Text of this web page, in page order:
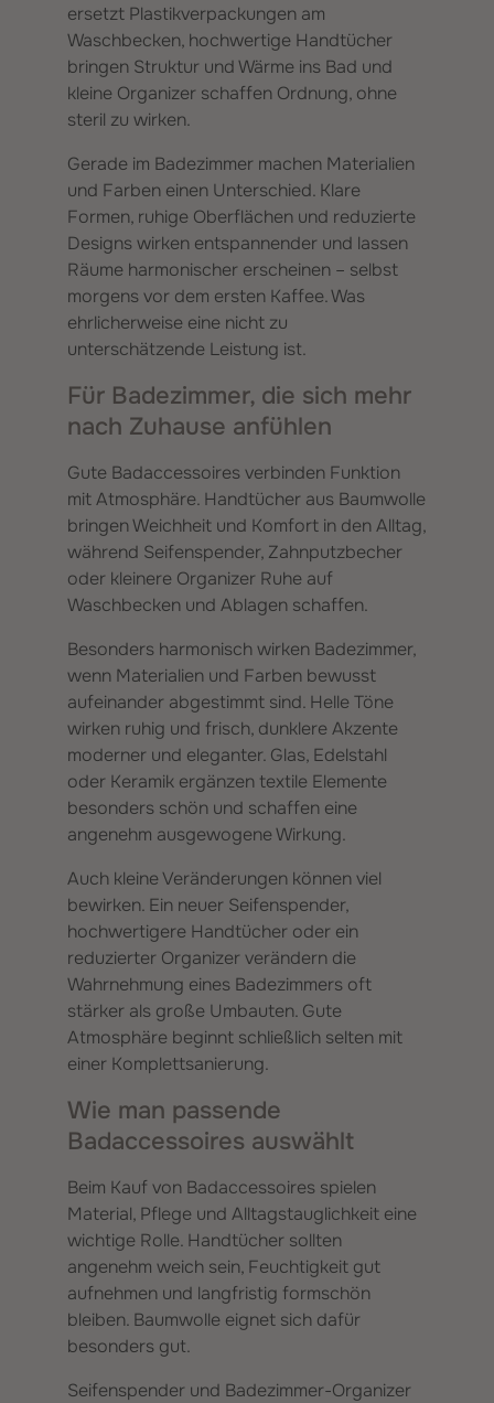
ersetzt Plastikverpackungen am
Waschbecken, hochwertige Handtücher
bringen Struktur und Wärme ins Bad und
kleine Organizer schaffen Ordnung, ohne
steril zu wirken.
Gerade im Badezimmer machen Materialien
und Farben einen Unterschied. Klare
Formen, ruhige Oberflächen und reduzierte
Designs wirken entspannender und lassen
Räume harmonischer erscheinen – selbst
morgens vor dem ersten Kaffee. Was
ehrlicherweise eine nicht zu
unterschätzende Leistung ist.
Für Badezimmer, die sich mehr
nach Zuhause anfühlen
Gute Badaccessoires verbinden Funktion
mit Atmosphäre. Handtücher aus Baumwolle
bringen Weichheit und Komfort in den Alltag,
während Seifenspender, Zahnputzbecher
oder kleinere Organizer Ruhe auf
Waschbecken und Ablagen schaffen.
Besonders harmonisch wirken Badezimmer,
wenn Materialien und Farben bewusst
aufeinander abgestimmt sind. Helle Töne
wirken ruhig und frisch, dunklere Akzente
moderner und eleganter. Glas, Edelstahl
oder Keramik ergänzen textile Elemente
besonders schön und schaffen eine
angenehm ausgewogene Wirkung.
Auch kleine Veränderungen können viel
bewirken. Ein neuer Seifenspender,
hochwertigere Handtücher oder ein
reduzierter Organizer verändern die
Wahrnehmung eines Badezimmers oft
stärker als große Umbauten. Gute
Atmosphäre beginnt schließlich selten mit
einer Komplettsanierung.
Wie man passende
Badaccessoires auswählt
Beim Kauf von Badaccessoires spielen
Material, Pflege und Alltagstauglichkeit eine
wichtige Rolle. Handtücher sollten
angenehm weich sein, Feuchtigkeit gut
aufnehmen und langfristig formschön
bleiben. Baumwolle eignet sich dafür
besonders gut.
Seifenspender und Badezimmer-Organizer